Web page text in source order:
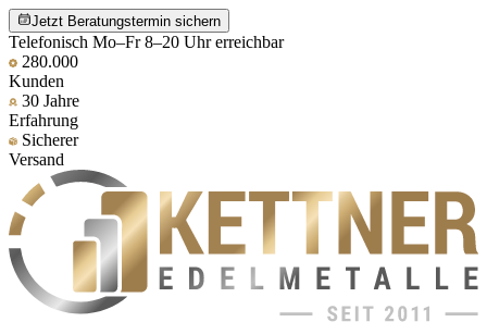
Jetzt Beratungstermin sichern
Telefonisch Mo–Fr 8–20 Uhr erreichbar
280.000
Kunden
30 Jahre
Erfahrung
Sicherer
Versand